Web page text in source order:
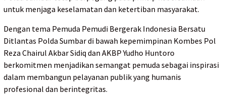
untuk menjaga keselamatan dan ketertiban masyarakat.
Dengan tema Pemuda Pemudi Bergerak Indonesia Bersatu
Ditlantas Polda Sumbar di bawah kepemimpinan Kombes Pol
Reza Chairul Akbar Sidiq dan AKBP Yudho Huntoro
berkomitmen menjadikan semangat pemuda sebagai inspirasi
dalam membangun pelayanan publik yang humanis
profesional dan berintegritas.